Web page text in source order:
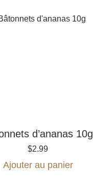
d’ananas 10g
$2.99
Ajouter au panier